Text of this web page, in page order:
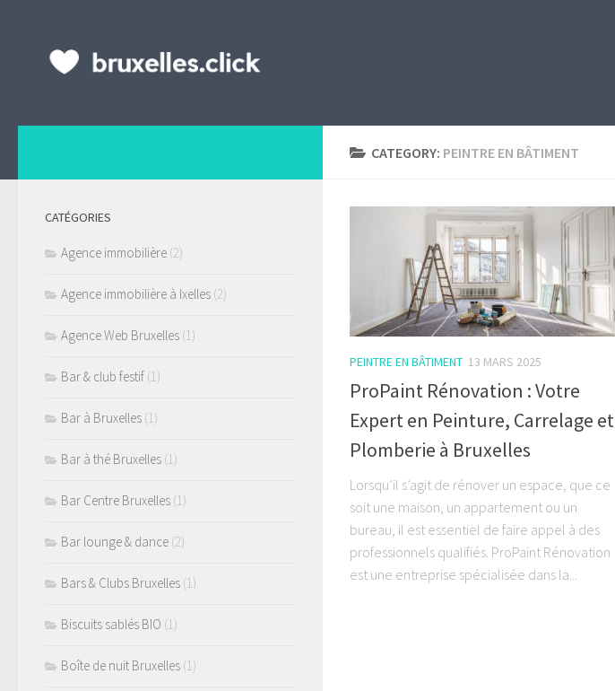
CATEGORY: PEINTRE EN BÂTIMENT
PEINTRE EN BÂTIMENT 13 MARS 2025
ProPaint Rénovation : Votre
Expert en Peinture, Carrelage et
Plomberie à Bruxelles
Lorsqu’il s’agit de rénover un espace, que ce
soit une maison, un appartement ou un
bureau, il est essentiel de faire appel à des
professionnels qualifiés. ProPaint Rénovation
est une entreprise spécialisée dans la...
CATÉGORIES
Agence immobilière (2)
Agence immobilière à Ixelles (2)
Agence Web Bruxelles (1)
Bar & club festif (1)
Bar à Bruxelles (1)
Bar à thé Bruxelles (1)
Bar Centre Bruxelles (1)
Bar lounge & dance (2)
Bars & Clubs Bruxelles (1)
Biscuits sablés BIO (1)
Boîte de nuit Bruxelles (1)